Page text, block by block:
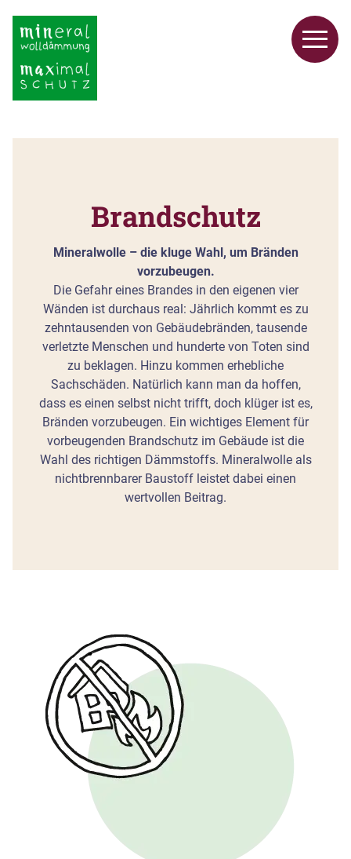
Brandschutz
Mineralwolle – die kluge Wahl, um Bränden
vorzubeugen.
Die Gefahr eines Brandes in den eigenen vier
Wänden ist durchaus real: Jährlich kommt es zu
zehntausenden von Gebäudebränden, tausende
verletzte Menschen und hunderte von Toten sind
zu beklagen. Hinzu kommen erhebliche
Sachschäden. Natürlich kann man da hoffen,
dass es einen selbst nicht trifft, doch klüger ist es,
Bränden vorzubeugen. Ein wichtiges Element für
vorbeugenden Brandschutz im Gebäude ist die
Wahl des richtigen Dämmstoffs. Mineralwolle als
nichtbrennbarer Baustoff leistet dabei einen
wertvollen Beitrag.